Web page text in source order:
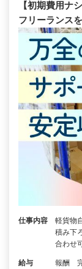
【初期費用ナ
フリーランス
仕事内容
軽貨物
積み下
合わせ
給与
報酬 完